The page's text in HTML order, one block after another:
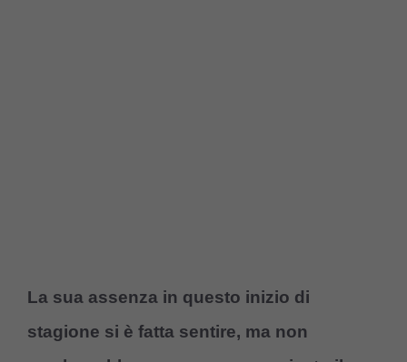
La sua assenza in questo inizio di
stagione si è fatta sentire, ma non